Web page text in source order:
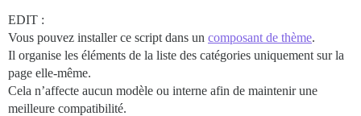
EDIT :
Vous pouvez installer ce script dans un composant de thème.
Il organise les éléments de la liste des catégories uniquement sur la
page elle-même.
Cela n’affecte aucun modèle ou interne afin de maintenir une
meilleure compatibilité.